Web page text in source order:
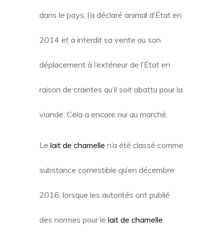
dans le pays, l’a déclaré animal d’État en
2014 et a interdit sa vente ou son
déplacement à l’extérieur de l’État en
raison de craintes qu’il soit abattu pour la
viande. Cela a encore nui au marché.
Le lait de chamelle n’a été classé comme
substance comestible qu’en décembre
2016, lorsque les autorités ont publié
des normes pour le lait de chamelle